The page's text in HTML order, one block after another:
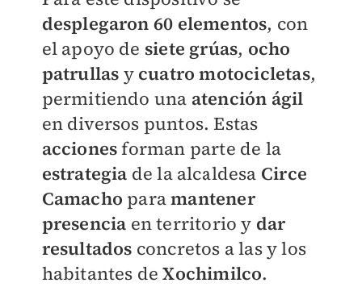
desplegaron 60 elementos, con
el apoyo de siete grúas, ocho
patrullas y cuatro motocicletas,
permitiendo una atención ágil
en diversos puntos. Estas
accionesforman parte de la
estrategia de la alcaldesa Circe
Camacho paramantener
presencia en territorio y dar
resultados concretos a las y los
habitantes deXochimilco.